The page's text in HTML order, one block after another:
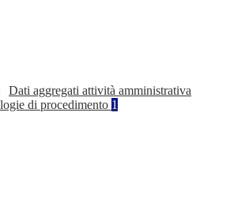
Dati aggregati attività amministrativa
di procedimento 1